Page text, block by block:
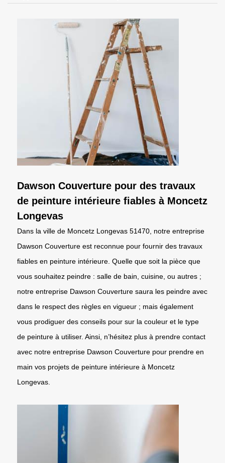
Dawson Couverture pour des travaux
de peinture intérieure fiables à Moncetz
Longevas
Dans la ville de Moncetz Longevas 51470, notre entreprise
Dawson Couverture est reconnue pour fournir des travaux
fiables en peinture intérieure. Quelle que soit la pièce que
vous souhaitez peindre : salle de bain, cuisine, ou autres ;
notre entreprise Dawson Couverture saura les peindre avec
dans le respect des règles en vigueur ; mais également
vous prodiguer des conseils pour sur la couleur et le type
de peinture à utiliser. Ainsi, n’hésitez plus à prendre contact
avec notre entreprise Dawson Couverture pour prendre en
main vos projets de peinture intérieure à Moncetz
Longevas.